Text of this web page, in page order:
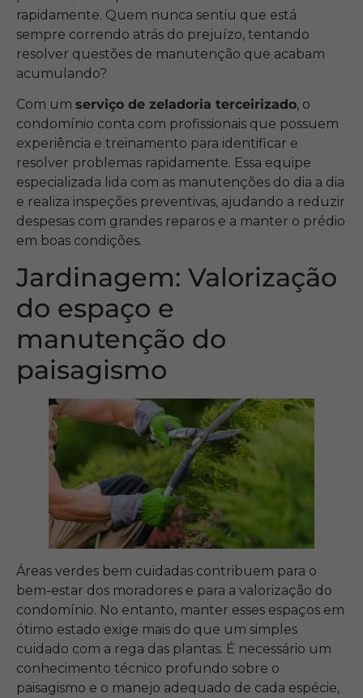
rapidamente. Quem nunca sentiu que está
sempre correndo atrás do prejuízo, tentando
resolver questões de manutenção que acabam
acumulando?
Com um serviço de zeladoria terceirizado, o
condomínio conta com profissionais que possuem
experiência e treinamento para identificar e
resolver problemas rapidamente. Essa equipe
especializada lida com as manutenções do dia a dia
e realiza inspeções preventivas, ajudando a reduzir
despesas com grandes reparos e a manter o prédio
em boas condições.
Jardinagem: Valorização
do espaço e
manutenção do
paisagismo
Áreas verdes bem cuidadas contribuem para o
bem-estar dos moradores e para a valorização do
condomínio. No entanto, manter esses espaços em
ótimo estado exige mais do que um simples
cuidado com a rega das plantas. É necessário um
conhecimento técnico profundo sobre o
paisagismo e o manejo adequado de cada espécie,